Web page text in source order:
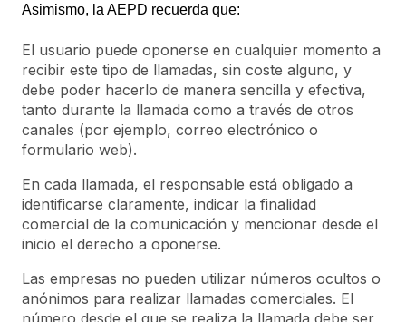
Asimismo, la AEPD recuerda que:
El usuario puede oponerse en cualquier momento a
recibir este tipo de llamadas, sin coste alguno, y
debe poder hacerlo de manera sencilla y efectiva,
tanto durante la llamada como a través de otros
canales (por ejemplo, correo electrónico o
formulario web).
En cada llamada, el responsable está obligado a
identificarse claramente, indicar la finalidad
comercial de la comunicación y mencionar desde el
inicio el derecho a oponerse.
Las empresas no pueden utilizar números ocultos o
anónimos para realizar llamadas comerciales. El
número desde el que se realiza la llamada debe ser